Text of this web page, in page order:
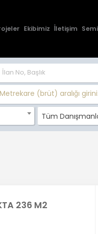
Ekibimiz İletişim
Metrekare (brüt) aralığı
Tüm
236 M2